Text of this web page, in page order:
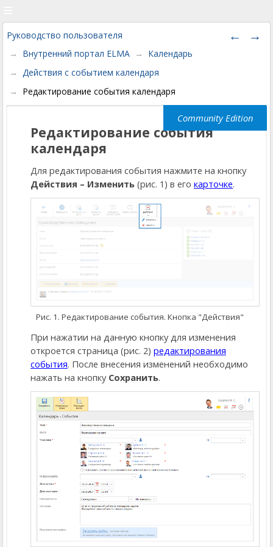
Руководство пользователя
Внутренний портал ELMA
Календарь
Действия с событием календаря
Редактирование события календаря
Редактирование события
календаря
Для редактирования события нажмите на кнопку
Действия – Изменить (рис. 1) в его карточке.
Рис. 1. Редактирование события. Кнопка "Действия"
При нажатии на данную кнопку для изменения
откроется страница (рис. 2) редактирования
события. После внесения изменений необходимо
нажать на кнопку Сохранить.